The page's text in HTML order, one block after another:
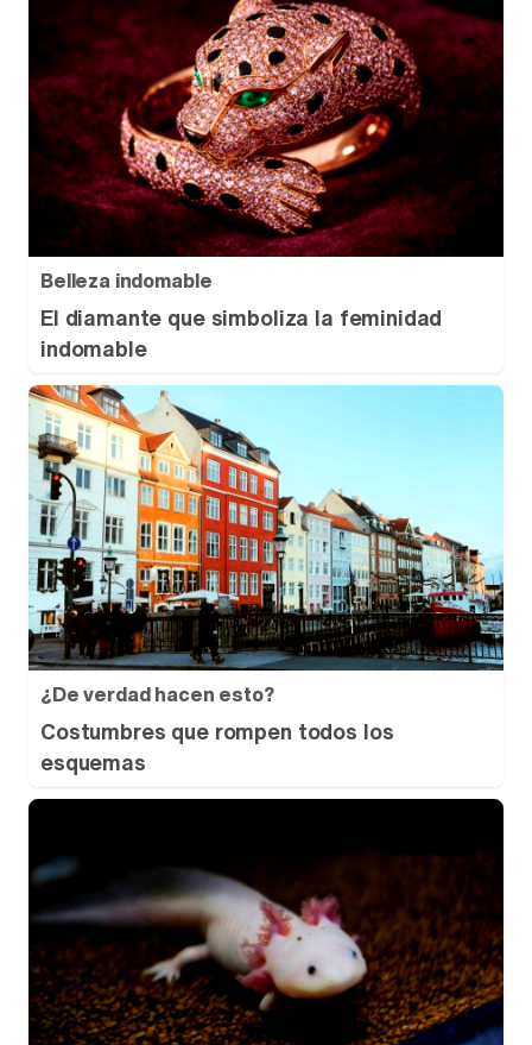
Belleza indomable
El diamante que simboliza la feminidad
indomable
¿De verdad hacen esto?
Costumbres que rompen todos los
esquemas